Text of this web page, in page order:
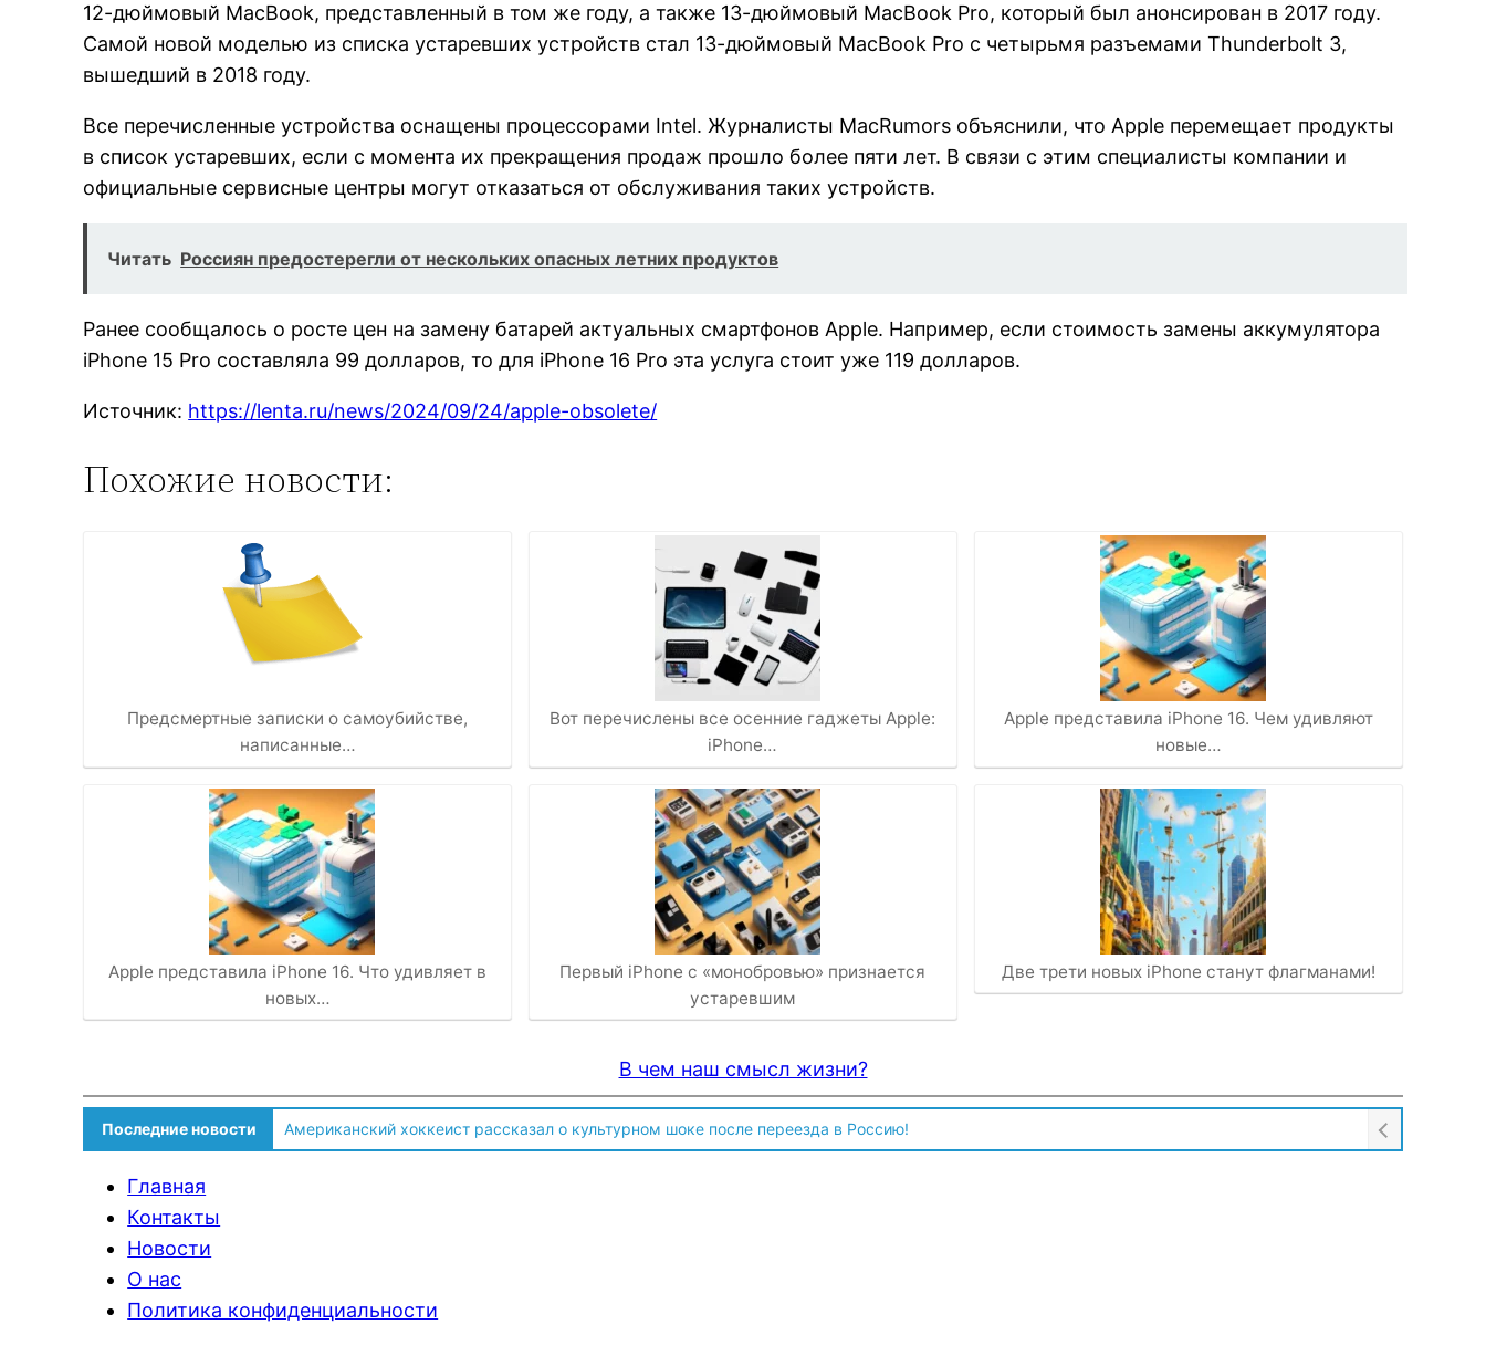
12-дюймовый MacBook, представленный в том же году, а также 13-дюймовый MacBook Pro, который был анонсирован в 2017 году.
Самой новой моделью из списка устаревших устройств стал 13-дюймовый MacBook Pro с четырьмя разъемами Thunderbolt 3,
вышедший в 2018 году.
Все перечисленные устройства оснащены процессорами Intel. Журналисты MacRumors объяснили, что Apple перемещает продукты
в список устаревших, если с момента их прекращения продаж прошло более пяти лет. В связи с этим специалисты компании и
официальные сервисные центры могут отказаться от обслуживания таких устройств.
Читать Россиян предостерегли от нескольких опасных летних продуктов
Ранее сообщалось о росте цен на замену батарей актуальных смартфонов Apple. Например, если стоимость замены аккумулятора
iPhone 15 Pro составляла 99 долларов, то для iPhone 16 Pro эта услуга стоит уже 119 долларов.
Источник: https://lenta.ru/news/2024/09/24/apple-obsolete/
Похожие новости:
Предсмертные записки о самоубийстве,
написанные…
Apple представила iPhone 16. Что удивляет в
новых…
Вот перечислены все осенние гаджеты Apple:
iPhone…
Первый iPhone с «монобровью» признается
устаревшим
Apple представила iPhone 16. Чем удивляют
новые…
Две трети новых iPhone станут флагманами!
В чем наш смысл жизни?
Последние новости
Американский хоккеист рассказал о культурном шоке после переезда в Россию!
Солдат ВСУ говорит о том, чтобы продавали топливо для ремонта техники в Угледаре
Главная
Контакты
Новости
О нас
Политика конфиденциальности